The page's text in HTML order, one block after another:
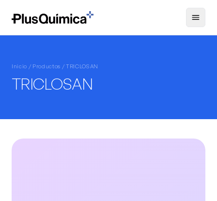
Inicio / Productos / TRICLOSAN
TRICLOSAN